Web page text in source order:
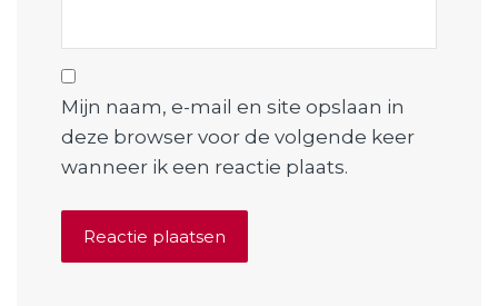
Mijn naam, e-mail en site opslaan in
deze browser voor de volgende keer
wanneer ik een reactie plaats.